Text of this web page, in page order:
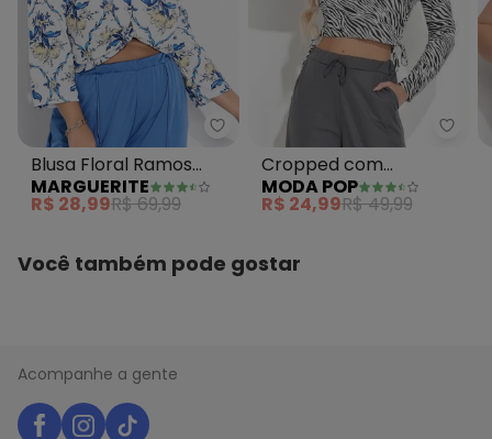
Marguerite - Blusa Floral
Blusa Floral Ramos
Branca em Malha
MARGUERITE
R$ 28,99R$ 69,99
Cropped com
Amarração nas
Laterais Zebra
MODA POP
R$ 24,99R$ 49,99
Você também pode gostar
Acompanhe a gente